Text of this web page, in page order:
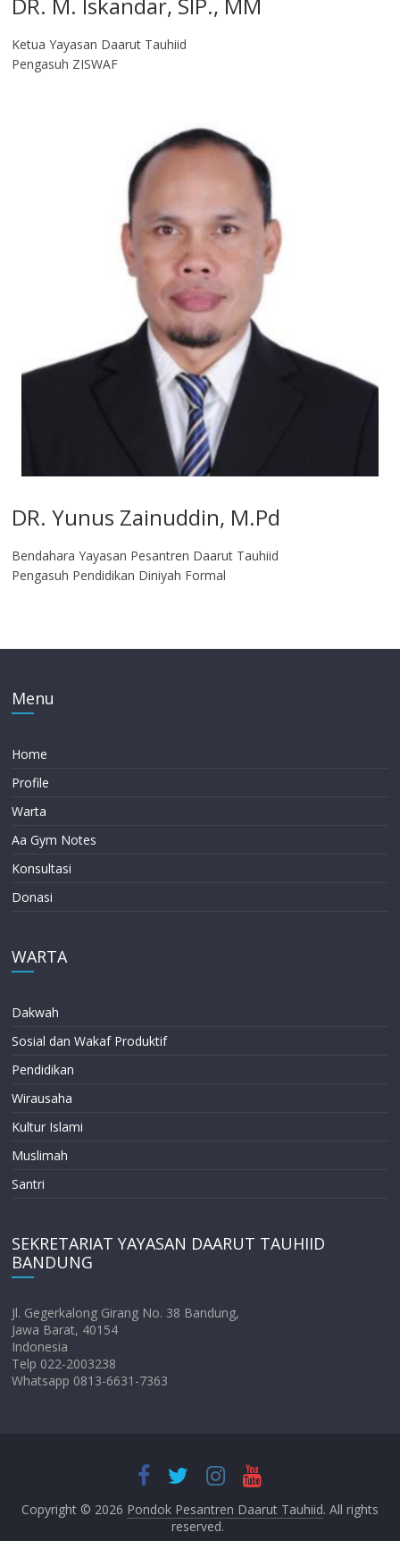
Ketua Yayasan Daarut Tauhiid
Pengasuh ZISWAF
DR. Yunus Zainuddin, M.Pd
Bendahara Yayasan Pesantren Daarut Tauhiid
Pengasuh Pendidikan Diniyah Formal
Menu
Home
Profile
Warta
Aa Gym Notes
Konsultasi
Donasi
WARTA
Dakwah
Sosial dan Wakaf Produktif
Pendidikan
Wirausaha
Kultur Islami
Muslimah
Santri
SEKRETARIAT YAYASAN DAARUT TAUHIID
BANDUNG
Jl. Gegerkalong Girang No. 38 Bandung,
Jawa Barat, 40154
Indonesia
Telp 022-2003238
Whatsapp 0813-6631-7363
Copyright © 2026 Pondok Pesantren Daarut Tauhiid. All rights
reserved.